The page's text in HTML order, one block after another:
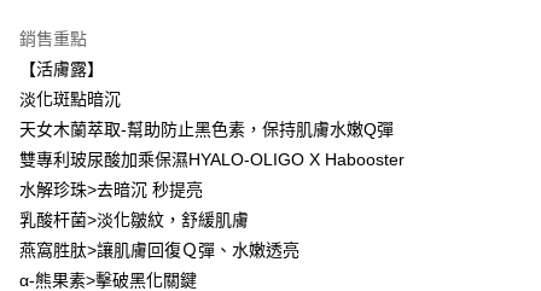
ATM付款
全家取貨付款
每筆NT$85，滿NT$499(含以上)免運費
付款後全家取貨
7-11取貨付款
銷售重點
【活膚露】
淡化斑點暗沉
天女木蘭萃取-幫助防止黑色素，保持肌膚水嫩Q彈
雙專利玻尿酸加乘保濕HYALO-OLIGO X Habooster
水解珍珠>去暗沉 秒提亮
乳酸杆菌>淡化皺紋，舒緩肌膚
燕窩胜肽>讓肌膚回復Ｑ彈、水嫩透亮
α-熊果素>擊破黑化關鍵